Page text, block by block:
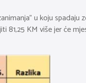
u koju spadaju
KM više jer će